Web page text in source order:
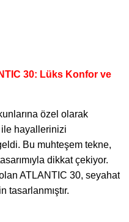
30: Lüks Konfor ve
özel olarak
ile hayallerinizi
Bu muhteşem tekne,
dikkat çekiyor.
ATLANTIC 30, seyahat
tasarlanmıştır.